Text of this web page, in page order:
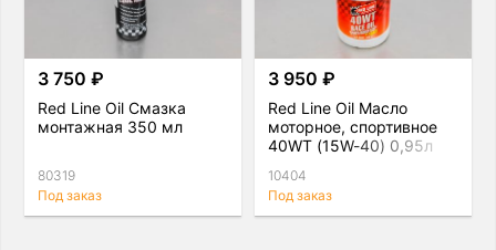
3 750 ₽
Red Line Oil Смазка
монтажная 350 мл
80319
Под заказ
3 950 ₽
Red Line Oil Масло
моторное, спортивное
40WT (15W-40) 0,95л
10404
Под заказ